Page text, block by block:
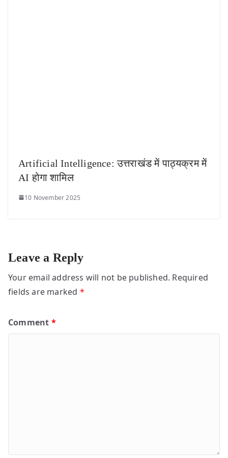
Artificial Intelligence: उत्तराखंड में पाठ्यक्रम में
AI होगा शामिल
10 November 2025
Leave a Reply
Your email address will not be published. Required
fields are marked *
Comment *